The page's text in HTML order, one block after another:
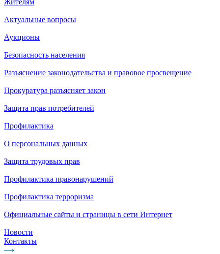
Жителям
Актуальные вопросы
Аукционы
Безопасность населения
Разъяснение законодательства и правовое просвещение
Прокуратура разъясняет закон
Защита прав потребителей
Профилактика
О персональных данных
Защита трудовых прав
Профилактика правонарушений
Профилактика терроризма
Официальные сайты и страницы в сети Интернет
Новости
Контакты